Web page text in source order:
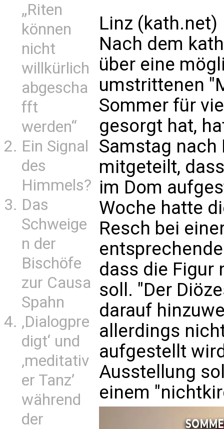
„Riten
können
nicht
willkürlich
abgescha
fft
werden“
Ein Signal
des
Himmels?
Das
Schweige
n der
Bischöfe
zur Causa
Spahn
‚Dialogpre
digt‘ und
‚meditativ
er Tanz’
während
der
Linz (kath.net)
Nach dem
über eine
umstrittenen
Sommer für
gesorgt hat,
Samstag nach
mitgeteilt,
im Dom
Woche hatte
Resch bei
dass die Figur
soll. "Der
darauf
allerdings
aufgestellt
Ausstellung
einem